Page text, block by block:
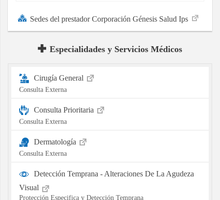
Sedes del prestador Corporación Génesis Salud Ips
Especialidades y Servicios Médicos
Cirugía General
Consulta Externa
Consulta Prioritaria
Consulta Externa
Dermatología
Consulta Externa
Detección Temprana - Alteraciones De La Agudeza
Visual
Protección Especifica y Detección Temprana